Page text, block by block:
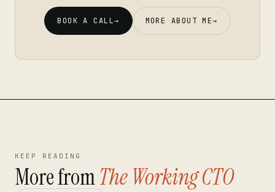
BOOK A CALL→ MORE ABOUT ME→
KEEP READING
More fromThe Working CTO